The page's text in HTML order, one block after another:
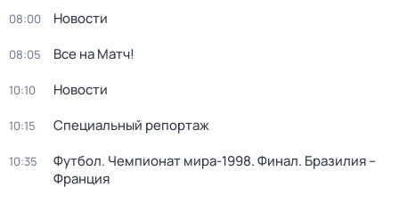
08:00 Новости
08:05 Все на Матч!
10:10 Новости
10:15 Специальный репортаж
10:35
Футбол. Чемпионат мира-1998. Финал. Бразилия –
Франция